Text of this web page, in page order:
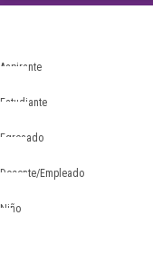
Aspirante
Estudiante
Egresado
Docente/Empleado
Niño